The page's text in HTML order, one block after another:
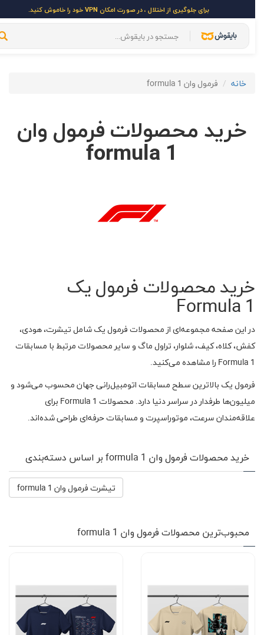
برای جلوگیری از اختلال ، در صورت امکان VPN خود را خاموش کنید.
خانه فرمول وان formula 1
خرید محصولات فرمول وان
formula 1
خرید محصولات فرمول یک
Formula 1
در این صفحه مجموعه‌ای از محصولات فرمول یک شامل تیشرت، هودی،
کفش، کلاه، کیف، شلوار، تراول ماگ و سایر محصولات مرتبط با مسابقات
Formula 1 را مشاهده می‌کنید.
فرمول یک بالاترین سطح مسابقات اتومبیل‌رانی جهان محسوب می‌شود و
میلیون‌ها طرفدار در سراسر دنیا دارد. محصولات Formula 1 برای
علاقه‌مندان سرعت، موتوراسپرت و مسابقات حرفه‌ای طراحی شده‌اند.
خرید محصولات فرمول وان formula 1 بر اساس دسته‌بندی
تیشرت فرمول وان formula 1
محبوب‌ترین محصولات فرمول وان formula 1